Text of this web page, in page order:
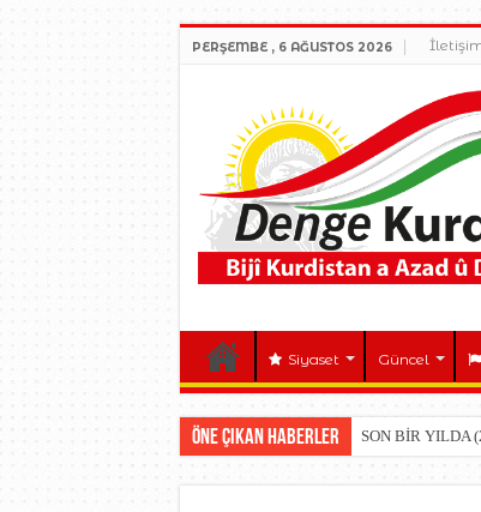
PERŞEMBE , 6 AĞUSTOS 2026
Siyaset Güncel
Öne çıkan Haberler EMPERYALİST